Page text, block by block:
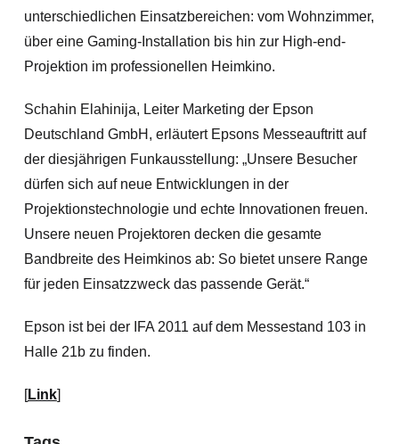
unterschiedlichen Einsatzbereichen: vom Wohnzimmer,
über eine Gaming-Installation bis hin zur High-end-
Projektion im professionellen Heimkino.
Schahin Elahinija, Leiter Marketing der Epson
Deutschland GmbH, erläutert Epsons Messeauftritt auf
der diesjährigen Funkausstellung: „Unsere Besucher
dürfen sich auf neue Entwicklungen in der
Projektionstechnologie und echte Innovationen freuen.
Unsere neuen Projektoren decken die gesamte
Bandbreite des Heimkinos ab: So bietet unsere Range
für jeden Einsatzzweck das passende Gerät.“
Epson ist bei der IFA 2011 auf dem Messestand 103 in
Halle 21b zu finden.
[Link]